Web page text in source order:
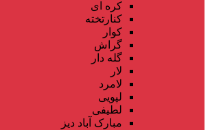
کره ای
کنارتخته
کوار
گراش
گله دار
لار
لامرد
لپویی
لطیفی
مبارک آباد دیز